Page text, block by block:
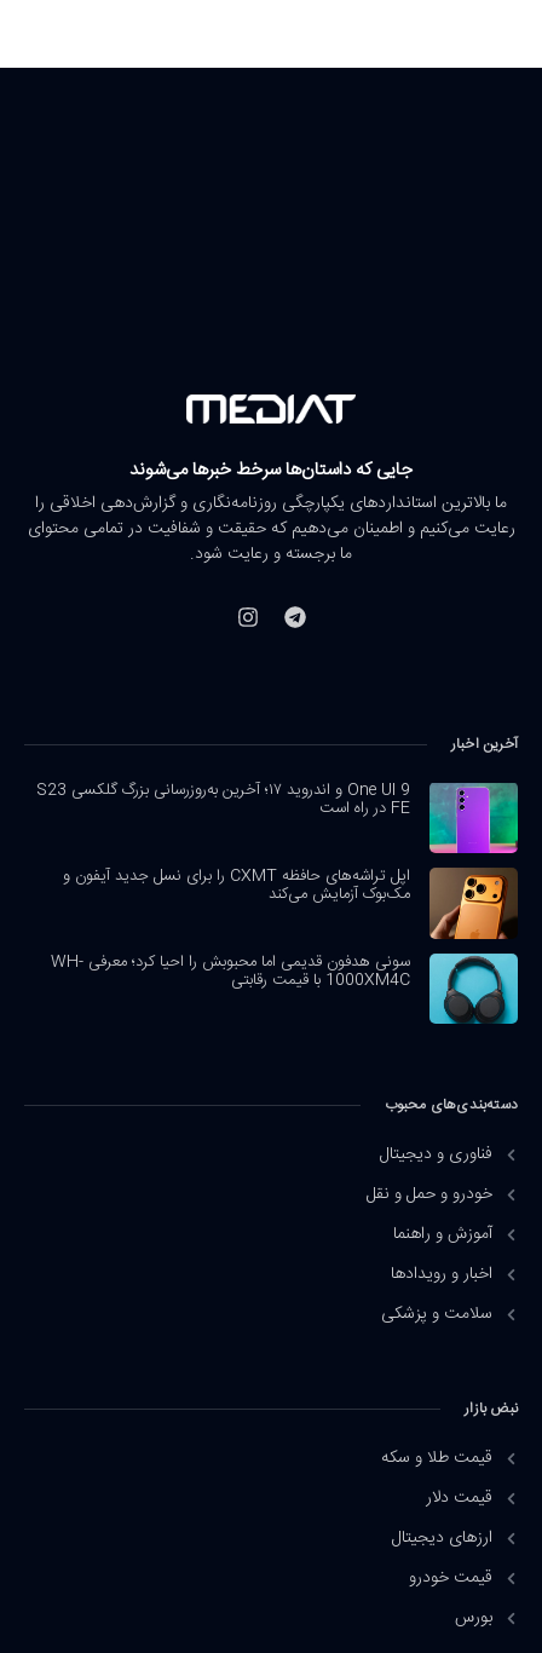
جایی که داستان‌ها سرخط خبرها می‌شوند
ما بالاترین استانداردهای یکپارچگی روزنامه‌نگاری و گزارش‌دهی اخلاقی را
رعایت می‌کنیم و اطمینان می‌دهیم که حقیقت و شفافیت در تمامی محتوای
ما برجسته و رعایت شود.
آخرین اخبار
One UI 9 و اندروید ۱۷؛ آخرین به‌روزرسانی بزرگ گلکسی S23
FE در راه است
اپل تراشه‌های حافظه CXMT را برای نسل جدید آیفون و
مک‌بوک آزمایش می‌کند
سونی هدفون قدیمی اما محبوبش را احیا کرد؛ معرفی WH-
1000XM4C با قیمت رقابتی
دسته‌بندی‌های محبوب
فناوری و دیجیتال
خودرو و حمل و نقل
آموزش و راهنما
اخبار و رویدادها
سلامت و پزشکی
نبض بازار
قیمت طلا و سکه
قیمت دلار
ارزهای دیجیتال
قیمت خودرو
بورس